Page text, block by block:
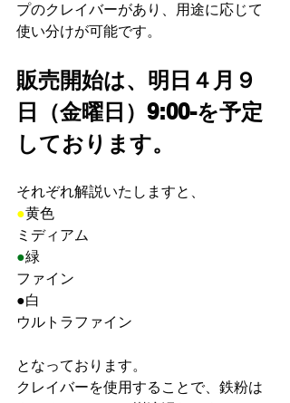
プのクレイバーがあり、用途に応じて
使い分けが可能です。
販売開始は、明日４月９
日（金曜日）9:00-を予定
しております。
それぞれ解説いたしますと、
●黄色
ミディアム
●緑
ファイン
●白
ウルトラファイン
となっております。
クレイバーを使用することで、鉄粉は